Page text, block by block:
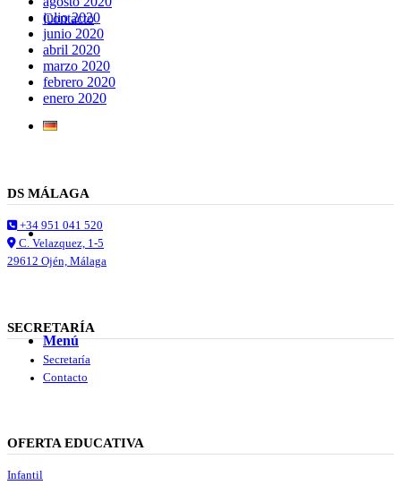
Contacto
Buscar
MenúMenú
julio 2020
junio 2020
abril 2020
marzo 2020
febrero 2020
enero 2020
DS MÁLAGA
+34 951 041 520
C. Velazquez, 1-5
29612 Ojén, Málaga
SECRETARÍA
Secretaría
Contacto
OFERTA EDUCATIVA
Infantil